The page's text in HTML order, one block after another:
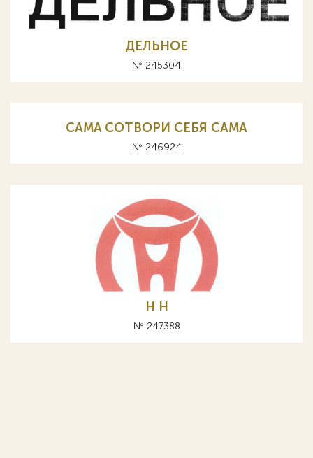
ДЕЛЬНОЕ
№ 245304
CAMA СОТВОРИ СЕБЯ САМА
№ 246924
H Н
№ 247388